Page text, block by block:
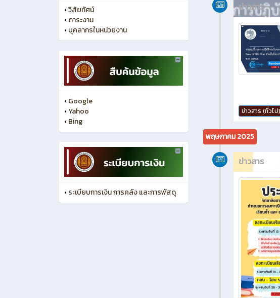
•วิสัยทัศน์
• ภาระงาน
• บุคลากรในหน่วยงาน
• Google
• Yahoo
• Bing
• ระเบียบการเงิน การคลัง และการพัสดุ
ข่าวสาร
ข่าวสาร (ทั่วไป)
พฤษภาคม 2025
ข่าวสาร